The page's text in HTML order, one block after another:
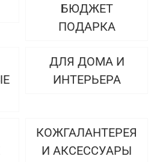
БЮДЖЕТ
ПОДАРКА
ДЛЯ ДОМА И
ИНТЕРЬЕРА
КОЖГАЛАНТЕРЕЯ
И АКСЕССУАРЫ